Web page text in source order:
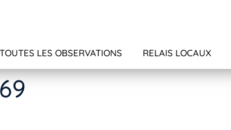
TOUTES LES OBSERVATIONS RELAIS LOCAUX